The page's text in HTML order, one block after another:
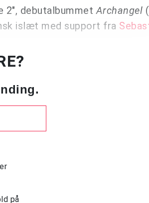
2", debutalbummet Archangel
islæt med support fra
på